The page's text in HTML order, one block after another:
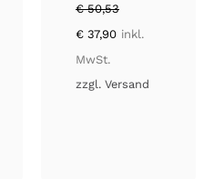
€50,53
Ursprünglicher
Preis
war:
€ 37,90
Aktueller
Preis
inkl.
MwSt.
zzgl. Versand